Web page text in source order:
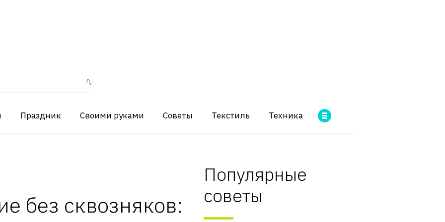
Праздник Своими руками Советы Текстиль Техника
без сквозняков:
Популярные
советы